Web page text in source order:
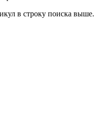
в строку поиска выше.